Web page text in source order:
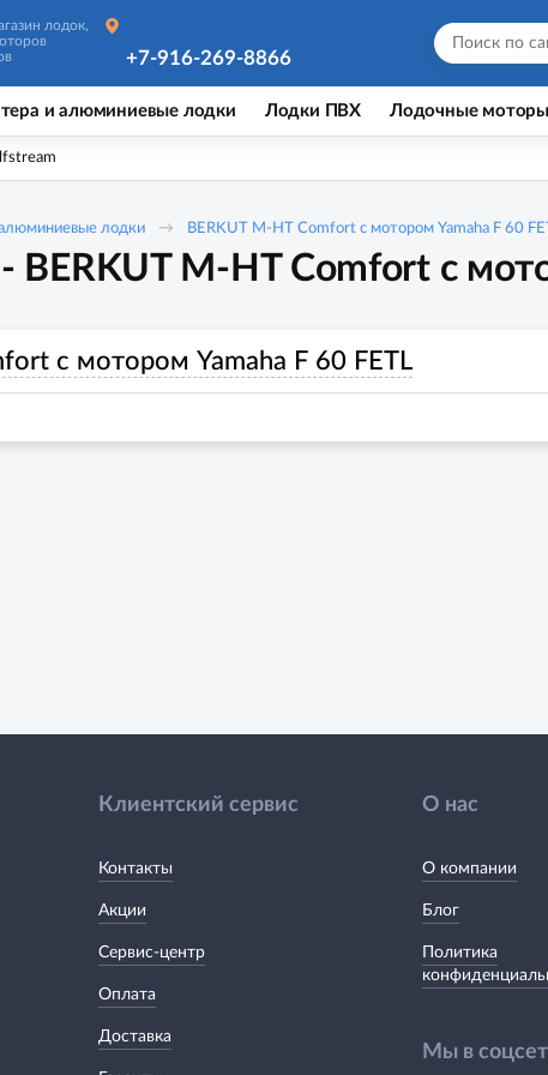
лодок,
+7-916-269-8866
и алюминиевые лодки Лодки ПВХ Лодочные моторы
лодки BERKUT M-HT Comfort с мотором Yamaha F 60
BERKUT M-HT Comfort с
с мотором Yamaha F 60 FETL
Клиентский сервис
Контакты
Акции
Сервис-центр
Оплата
Доставка
О нас
О компании
Блог
Политика
Мы в